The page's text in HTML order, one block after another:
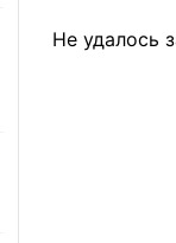
Не удалось